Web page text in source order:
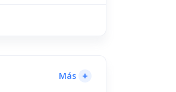
Más +